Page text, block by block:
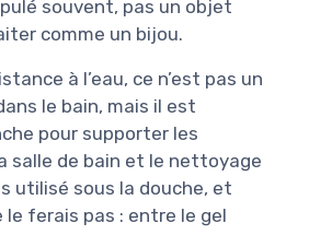
souvent, pas un objet
comme un bijou.
à l’eau, ce n’est pas un
le bain, mais il est
pour supporter les
salle de bain et le nettoyage
utilisé sous la douche, et
ferais pas : entre le gel